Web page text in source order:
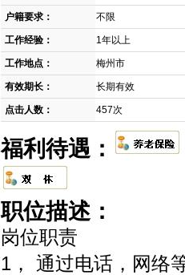
户籍要求： 不限
工作经验： 1年以上
工作地点： 梅州市
有效期长： 长期有效
点击人数： 457次
福利待遇：
职位描述：
岗位职责
1， 通过电话，网络